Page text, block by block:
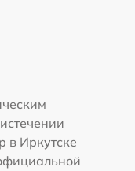
в Иркутске